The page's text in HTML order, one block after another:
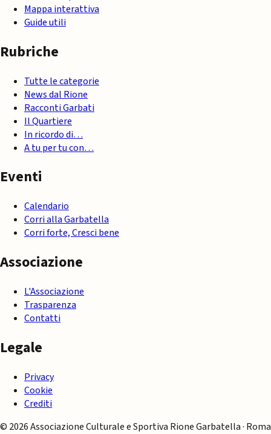
Mappa interattiva
Guide utili
Rubriche
Tutte le categorie
News dal Rione
Racconti Garbati
Il Quartiere
In ricordo di…
A tu per tu con…
Eventi
Calendario
Corri alla Garbatella
Corri forte, Cresci bene
Associazione
L'Associazione
Trasparenza
Contatti
Legale
Privacy
Cookie
Crediti
© 2026 Associazione Culturale e Sportiva Rione Garbatella · Roma